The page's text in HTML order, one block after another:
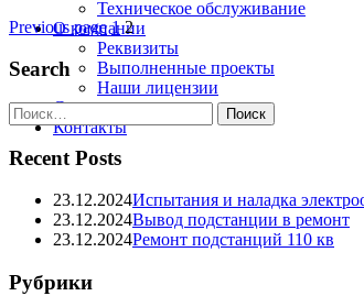
Техническое обслуживание
О компании
Реквизиты
Выполненные проекты
Наши лицензии
Статьи
Контакты
Previous page 1 2
Search
Recent Posts
23.12.2024Испытания и наладка
23.12.2024Вывод подстанции в ремонт
23.12.2024Ремонт подстанций 110 кв
Рубрики